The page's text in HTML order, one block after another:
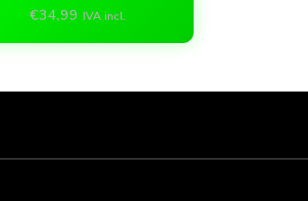
€34,99 IVA incl.